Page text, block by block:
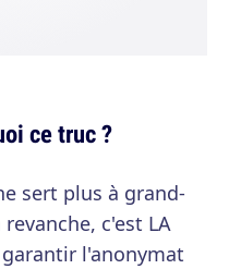
ce truc ?
sert plus à grand-
c'est LA
l'anonymat